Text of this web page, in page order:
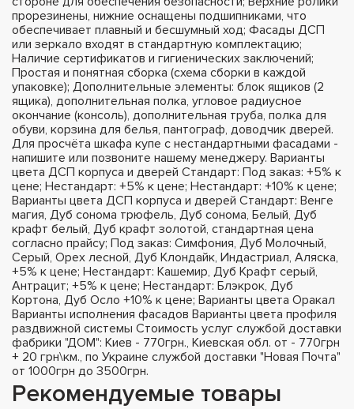
прорезинены, нижние оснащены подшипниками, что
обеспечивает плавный и бесшумный ход; Фасады ДСП
или зеркало входят в стандартную комплектацию;
Наличие сертификатов и гигиенических заключений;
Простая и понятная сборка (схема сборки в каждой
упаковке); Дополнительные элементы: блок ящиков (2
ящика), дополнительная полка, угловое радиусное
окончание (консоль), дополнительная труба, полка для
обуви, корзина для белья, пантограф, доводчик дверей.
Для просчёта шкафа купе с нестандартными фасадами -
напишите или позвоните нашему менеджеру. Варианты
цвета ДСП корпуса и дверей Стандарт: Под заказ: +5% к
цене; Нестандарт: +5% к цене; Нестандарт: +10% к цене;
Варианты цвета ДСП корпуса и дверей Стандарт: Венге
магия, Дуб сонома трюфель, Дуб сонома, Белый, Дуб
крафт белый, Дуб крафт золотой, стандартная цена
согласно прайсу; Под заказ: Симфония, Дуб Молочный,
Серый, Орех лесной, Дуб Клондайк, Индастриал, Аляска,
+5% к цене; Нестандарт: Кашемир, Дуб Крафт серый,
Антрацит; +5% к цене; Нестандарт: Блэкрок, Дуб
Кортона, Дуб Осло +10% к цене; Варианты цвета Оракал
Варианты исполнения фасадов Варианты цвета профиля
раздвижной системы Стоимость услуг службой доставки
фабрики "ДОМ": Киев - 770грн., Киевская обл. от - 770грн
+ 20 грн\км., по Украине службой доставки "Новая Почта"
от 1000грн до 3500грн.
Рекомендуемые товары